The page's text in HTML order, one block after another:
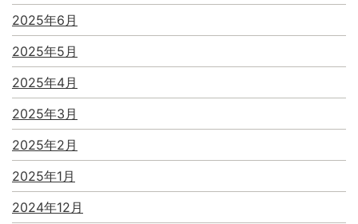
2025年6月
2025年5月
2025年4月
2025年3月
2025年2月
2025年1月
2024年12月